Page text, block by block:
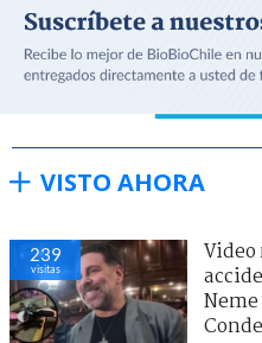
VISTO AHORA
239
visitas
Video